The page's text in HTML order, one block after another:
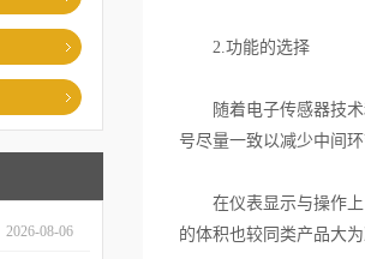
2026-08-06
2.功能的选择
随着电子传感器技术
号尽量一致以减少中间
在仪表显示与操作上
的体积也较同类产品大